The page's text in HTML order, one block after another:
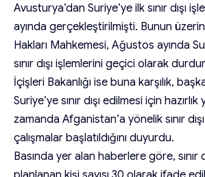
Avusturya’dan Suriye’ye ilk sınır dışı
ayında gerçekleştirilmişti. Bunun
Hakları Mahkemesi, Ağustos ayında
sınır dışı işlemlerini geçici olarak
İçişleri Bakanlığı ise buna karşılık,
Suriye’ye sınır dışı edilmesi için hazırlık
zamanda Afganistan’a yönelik sınır
çalışmalar başlatıldığını duyurdu.
Basında yer alan haberlere göre, sınır